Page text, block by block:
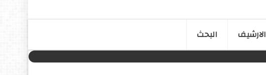
الارشیف البحث